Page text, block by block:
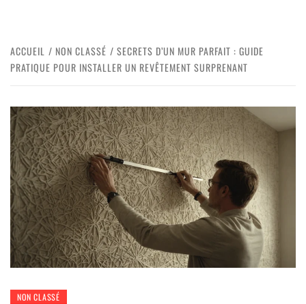
ACCUEIL NON CLASSÉ
SECRETS D’UN MUR PARFAIT : GUIDE
PRATIQUE POUR INSTALLER UN REVÊTEMENT SURPRENANT
NON CLASSÉ